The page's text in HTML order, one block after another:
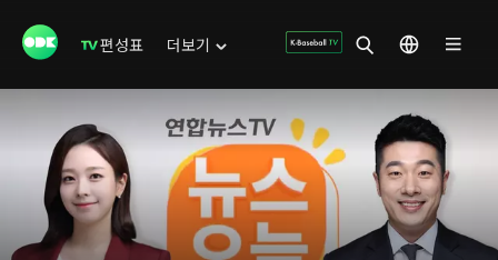
편성표 더보기